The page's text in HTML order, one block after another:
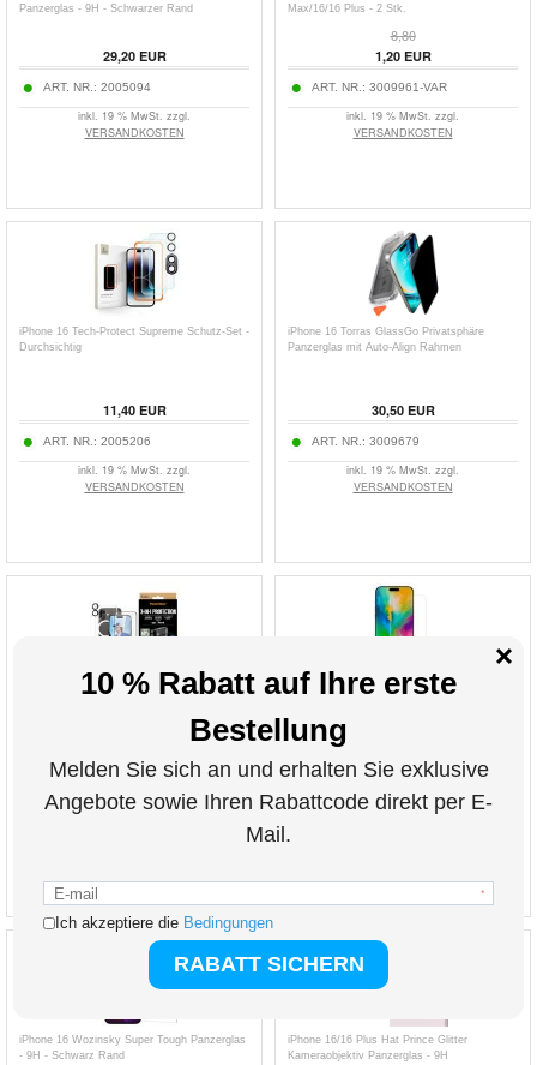
Panzerglas - 9H - Schwarzer Rand
29,20EUR
ART. NR.: 2005094
inkl. 19 % MwSt. zzgl.
VERSANDKOSTEN
Max/16/16 Plus - 2 Stk.
8,80
1,20EUR
ART. NR.: 3009961-VAR
inkl. 19 % MwSt. zzgl.
VERSANDKOSTEN
iPhone 16 Tech-Protect Supreme Schutz-Set -
Durchsichtig
11,40EUR
ART. NR.: 2005206
inkl. 19 % MwSt. zzgl.
VERSANDKOSTEN
iPhone 16 Torras GlassGo Privatsphäre
Panzerglas mit Auto-Align Rahmen
30,50EUR
ART. NR.: 3009679
inkl. 19 % MwSt. zzgl.
VERSANDKOSTEN
iPhone 16 PanzerGlass 3-in-1 Schutzpaket
38,10EUR
ART. NR.:3008911
iPhone 16 TPU Displayschutzfolie -
8,80 EUR
ART. NR.: 4006842
iPhone 16 Wozinsky Super Tough Panzerglas
- 9H - Schwarz Rand
iPhone 16/16 Plus Hat Prince Glitter
Kameraobjektiv Panzerglas - 9H